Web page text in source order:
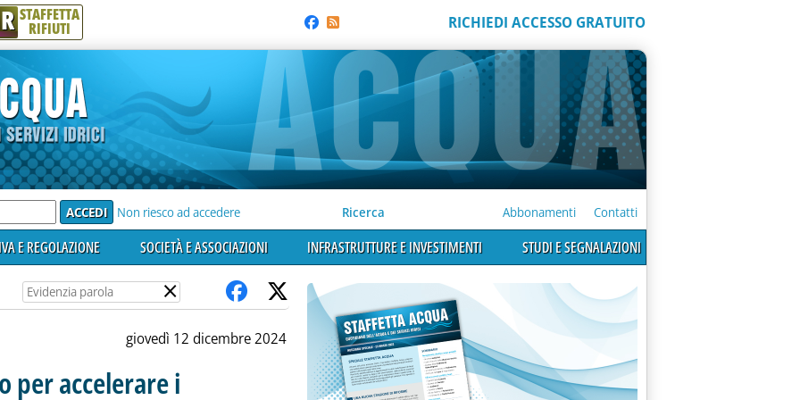
R STAFFETTA
RIFIUTI RICHIEDI ACCESSO GRATUITO
Non riesco ad accedere Ricerca Abbonamenti Contatti
E REGOLAZIONE SOCIETÀ E ASSOCIAZIONI INFRASTRUTTURE E INVESTIMENTI STUDI E SEGNALAZIONI
×
giovedì 12 dicembre 2024
per accelerare i